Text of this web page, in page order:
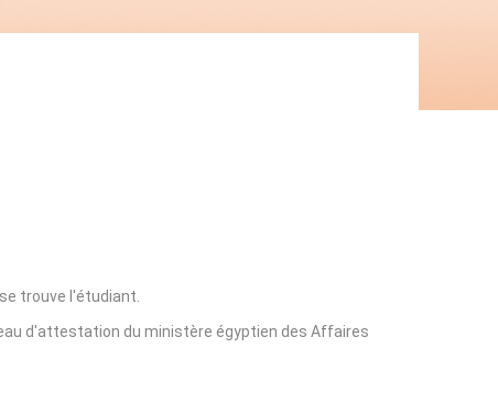
trouve l'étudiant.
d'attestation du ministère égyptien des Affaires